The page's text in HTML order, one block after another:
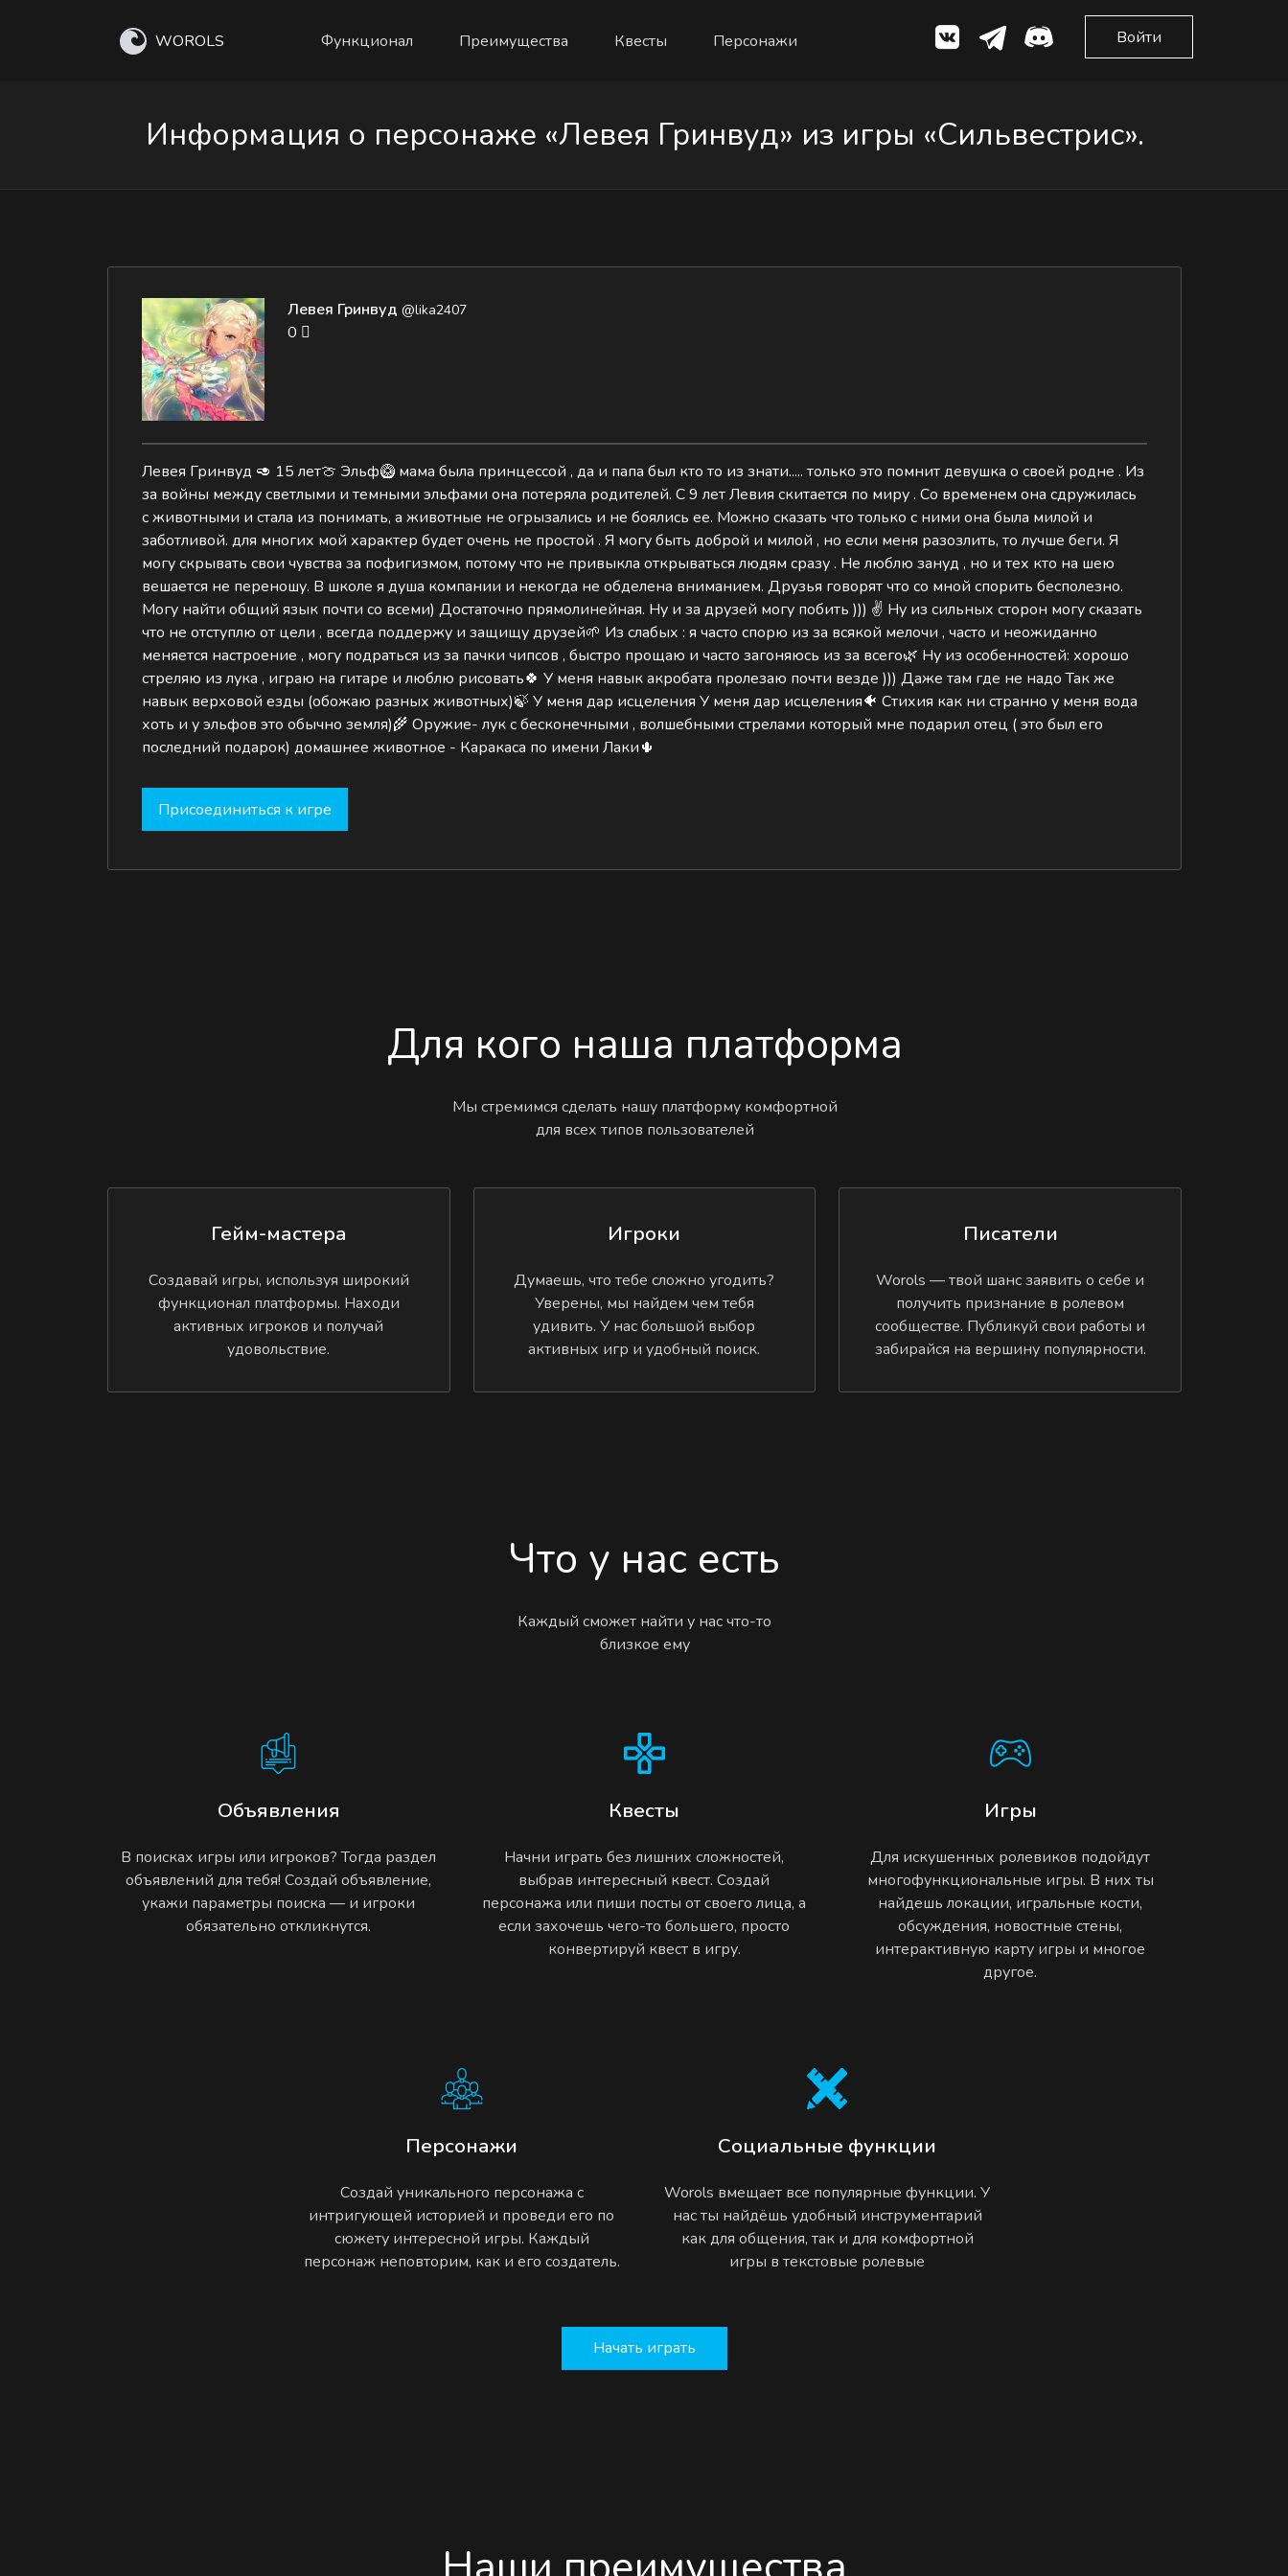
WOROLS Функционал Преимущества Квесты Персонажи Войти
Информация о персонаже «Левея Гринвуд» из игры «Сильвестрис».
Левея Гринвуд @lika2407
0
Левея Гринвуд 🥑 15 лет🍈 Эльф🥝 мама была принцессой , да и папа был кто то из знати..... только это помнит девушка о своей родне . Из
за войны между светлыми и темными эльфами она потеряла родителей. С 9 лет Левия скитается по миру . Со временем она сдружилась
с животными и стала из понимать, а животные не огрызались и не боялись ее. Можно сказать что только с ними она была милой и
заботливой. для многих мой характер будет очень не простой . Я могу быть доброй и милой , но если меня разозлить, то лучше беги. Я
могу скрывать свои чувства за пофигизмом, потому что не привыкла открываться людям сразу . Не люблю зануд , но и тех кто на шею
вешается не переношу. В школе я душа компании и некогда не обделена вниманием. Друзья говорят что со мной спорить бесполезно.
Могу найти общий язык почти со всеми) Достаточно прямолинейная. Ну и за друзей могу побить ))) ✌️ Ну из сильных сторон могу сказать
что не отступлю от цели , всегда поддержу и защищу друзей🌱 Из слабых : я часто спорю из за всякой мелочи , часто и неожиданно
меняется настроение , могу подраться из за пачки чипсов , быстро прощаю и часто загоняюсь из за всего🌿 Ну из особенностей: хорошо
стреляю из лука , играю на гитаре и люблю рисовать🍀 У меня навык акробата пролезаю почти везде ))) Даже там где не надо Так же
навык верховой езды (обожаю разных животных)🍃 У меня дар исцеления У меня дар исцеления🐠 Стихия как ни странно у меня вода
хоть и у эльфов это обычно земля)🌾 Оружие- лук с бесконечными , волшебными стрелами который мне подарил отец ( это был его
последний подарок) домашнее животное - Каракаса по имени Лаки🌵
Присоединиться к игре
Для кого наша платформа
Мы стремимся сделать нашу платформу комфортной
для всех типов пользователей
Гейм-мастера
Создавай игры, используя широкий
функционал платформы. Находи
активных игроков и получай
удовольствие.
Игроки
Думаешь, что тебе сложно угодить?
Уверены, мы найдем чем тебя
удивить. У нас большой выбор
активных игр и удобный поиск.
Писатели
Worols — твой шанс заявить о себе и
получить признание в ролевом
сообществе. Публикуй свои работы и
забирайся на вершину популярности.
Что у нас есть
Каждый сможет найти у нас что-то
близкое ему
Объявления
В поисках игры или игроков? Тогда раздел
объявлений для тебя! Создай объявление,
укажи параметры поиска — и игроки
обязательно откликнутся.
Квесты
Начни играть без лишних сложностей,
выбрав интересный квест. Создай
персонажа или пиши посты от своего лица, а
если захочешь чего-то большего, просто
конвертируй квест в игру.
Игры
Для искушенных ролевиков подойдут
многофункциональные игры. В них ты
найдешь локации, игральные кости,
обсуждения, новостные стены,
интерактивную карту игры и многое
другое.
Персонажи
Создай уникального персонажа с
интригующей историей и проведи его по
сюжету интересной игры. Каждый
персонаж неповторим, как и его создатель.
Социальные функции
Worols вмещает все популярные функции. У
нас ты найдёшь удобный инструментарий
как для общения, так и для комфортной
игры в текстовые ролевые
Начать играть